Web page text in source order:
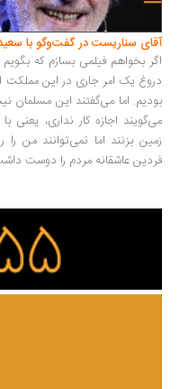
آقای سناریست در گفت‌وگو با
اگر بخواهم فیلمی بسازم که
دروغ یک امر جاری در این
بودیم. اما می‌گفتند این مسلمان
می‌گویند اجازه کار نداری، یعنی
زمین بزنند اما نمی‌توانند من
فردین عاشقانه مردم را دوست